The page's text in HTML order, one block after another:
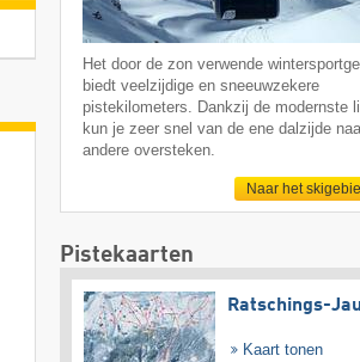
Het door de zon verwende
biedt veelzijdige en sneeuwzekere
pistekilometers. Dankzij de modernste
kun je zeer snel van de ene dalzijde
andere oversteken.
Naar het
Pistekaarten
Ratschings-
Kaart tonen